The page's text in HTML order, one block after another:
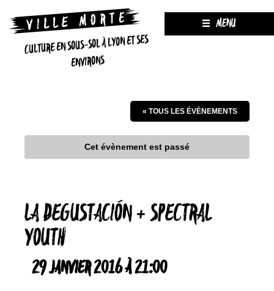
CULTURE EN SOUS-SOL À LYON ET SES
ENVIRONS
MENU
« TOUS LES ÉVÈNEMENTS
Cet évènement est passé
LA DEGUSTACIÓN + SPECTRAL
YOUTH
29 JANVIER 2016 À 21:00